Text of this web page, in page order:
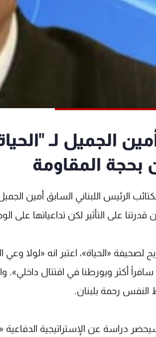
الجميل لـ
بحجة المقاومة
الرئيس اللبناني السابق أمين
قدرتنا على التأثير لكن تداعياتها
لصحيفة «الحياة»، اعتبر انه «لولا
أكثر ويورطنا في اقتتال داخلي».
النفس رحمة بلبنان.
دراسة عن الإستراتيجية الدفاعية